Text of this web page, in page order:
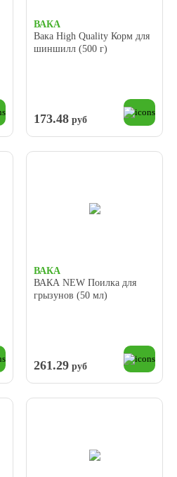
ВАКА
Вака High Quality Корм для
шиншилл (500 г)
173.48 руб
ВАКА
ВАКА NEW Поилка для
грызунов (50 мл)
261.29 руб